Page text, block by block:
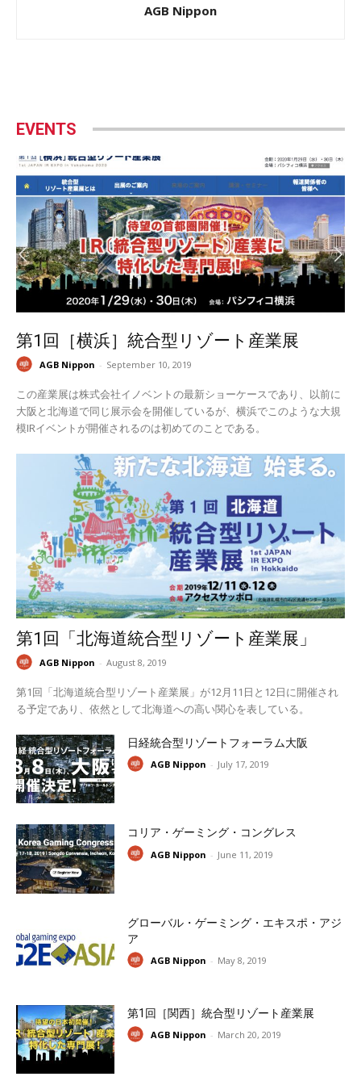
AGB Nippon
EVENTS
第1回［横浜］統合型リゾート産業展
AGB Nippon - September 10, 2019
この産業展は株式会社イノベントの最新ショーケースであり、以前に
大阪と北海道で同じ展示会を開催しているが、横浜でこのような大規
模IRイベントが開催されるのは初めてのことである。
第1回「北海道統合型リゾート産業展」
AGB Nippon - August 8, 2019
第1回「北海道統合型リゾート産業展」が12月11日と12日に開催され
る予定であり、依然として北海道への高い関心を表している。
日経統合型リゾートフォーラム大阪
AGB Nippon - July 17, 2019
コリア・ゲーミング・コングレス
AGB Nippon - June 11, 2019
グローバル・ゲーミング・エキスポ・アジ
ア
AGB Nippon - May 8, 2019
第1回［関西］統合型リゾート産業展
AGB Nippon - March 20, 2019